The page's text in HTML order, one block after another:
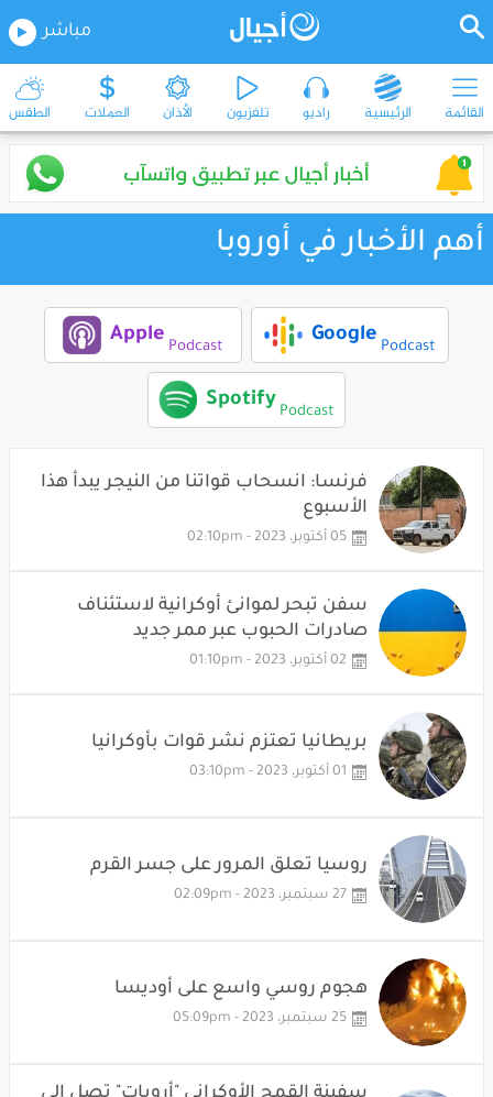
مباشر
القائمة الرئيسية راديو تلفزيون الأذان العملات الطقس
أهم الأخبار في أوروبا
Google
Podcast
Apple
Podcast
Spotify
Podcast
فرنسا: انسحاب قواتنا من النيجر يبدأ هذا
الأسبوع
05 أكتوبر، 2023 - 02:10pm
سفن تبحر لموانئ أوكرانية لاستئناف
صادرات الحبوب عبر ممر جديد
02 أكتوبر، 2023 - 01:10pm
بريطانيا تعتزم نشر قوات بأوكرانيا
01 أكتوبر، 2023 - 03:10pm
روسيا تعلق المرور على جسر القرم
27 سبتمبر، 2023 - 02:09pm
هجوم روسي واسع على أوديسا
25 سبتمبر، 2023 - 05:09pm